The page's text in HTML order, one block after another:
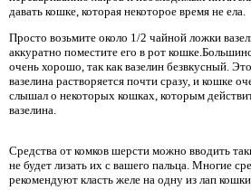
давать кошке, которая некоторое время не ела.
Просто возьмите около 1/2 чайной ложки
аккуратно поместите его в рот
очень хорошо, так как вазелин безвкусный.
вазелина растворяется почти сразу, и кошке
слышал о некоторых кошках, которым
вазелина.
Средства от комков шерсти можно вводить
не будет лизать их с вашего пальца. Многие
рекомендуют класть желе на одну из лап